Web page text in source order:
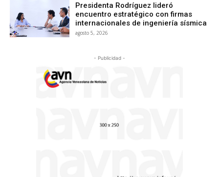
Presidenta Rodríguez lideró
encuentro estratégico con firmas
internacionales de ingeniería sísmica
agosto 5, 2026
- Publicidad -